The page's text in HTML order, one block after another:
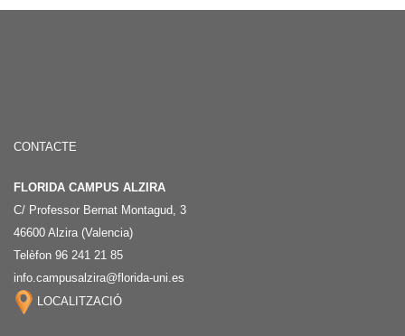
CONTACTE
FLORIDA CAMPUS ALZIRA
C/ Professor Bernat Montagud, 3
46600 Alzira (Valencia)
Telèfon 96 241 21 85
info.campusalzira@florida-uni.es
LOCALITZACIÓ